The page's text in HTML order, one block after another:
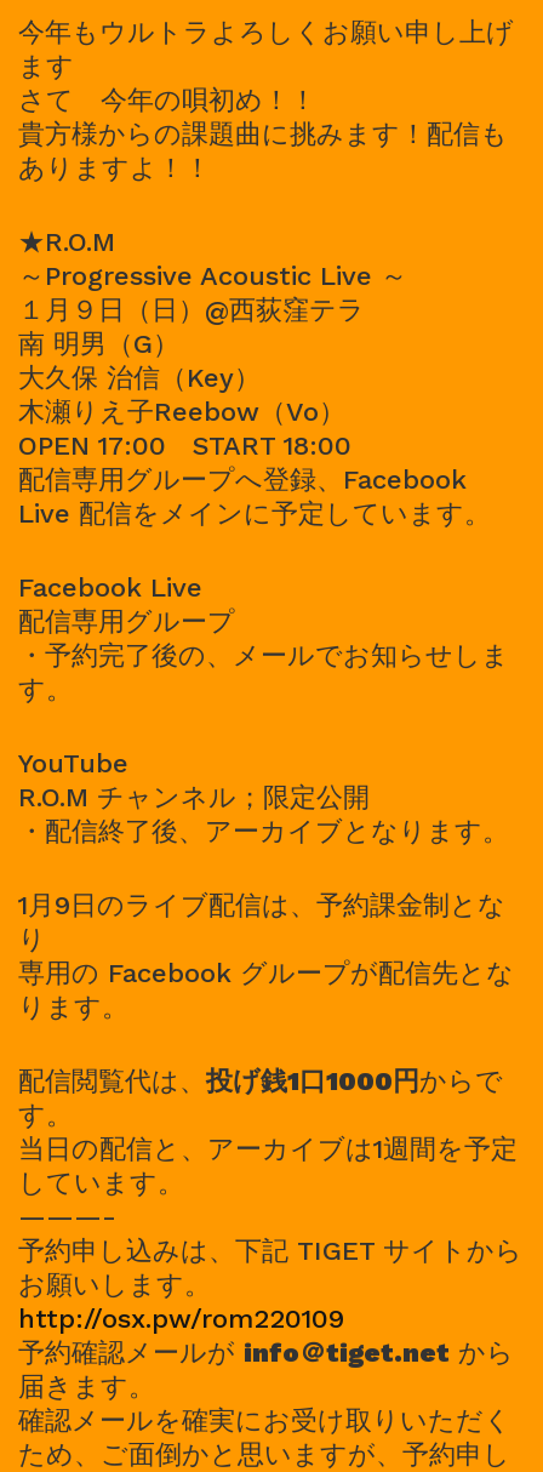
今年もウルトラよろしくお願い申し上げ
ます
さて 今年の唄初め！！
貴方様からの課題曲に挑みます！配信も
ありますよ！！
★R.O.M
～Progressive Acoustic Live ～
１月９日（日）@西荻窪テラ
南 明男（G）
大久保 治信（Key）
木瀬りえ子Reebow（Vo）
OPEN 17:00 START 18:00
配信専用グループへ登録、Facebook
Live 配信をメインに予定しています。
Facebook Live
配信専用グループ
・予約完了後の、メールでお知らせしま
す。
YouTube
R.O.M チャンネル；限定公開
・配信終了後、アーカイブとなります。
1月9日のライブ配信は、予約課金制とな
り
専用の Facebook グループが配信先とな
ります。
配信閲覧代は、投げ銭1口1000円 からで
す。
当日の配信と、アーカイブは1週間を予定
しています。
———-
予約申し込みは、下記 TIGET サイトから
お願いします。
http://osx.pw/rom220109
予約確認メールが info＠tiget.net から
届きます。
確認メールを確実にお受け取りいただく
ため、ご面倒かと思いますが、予約申し